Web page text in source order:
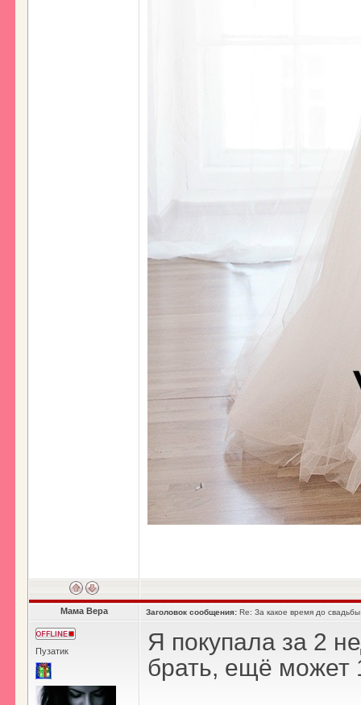
Мама Вера Заголовок сообщения: Re: За какое время до
Пузатик
Я покупала за 2
брать, ещё может